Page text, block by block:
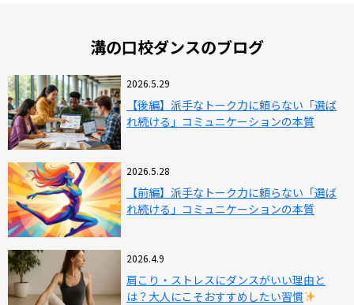
溝の口校ダンスのブログ
2026.5.29
【後編】派手なトーク力に頼らない「選ば
れ続ける」コミュニケーションの本質
2026.5.28
【前編】派手なトーク力に頼らない「選ば
れ続ける」コミュニケーションの本質
2026.4.9
肩こり・ストレスにダンスがいい理由と
は？大人にこそおすすめしたい習慣